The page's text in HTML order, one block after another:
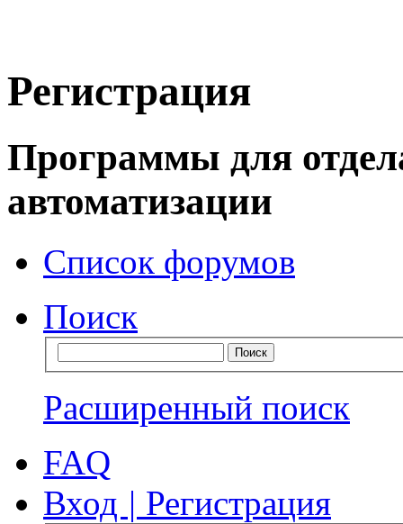
Регистрация
Программы для
автоматизации
Список форумов
Поиск
Расширенный поиск
FAQ
Вход | Регистрация